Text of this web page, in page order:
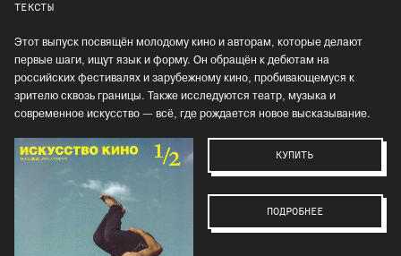
ТЕКСТЫ
Этот выпуск посвящён молодому кино и авторам, которые делают
первые шаги, ищут язык и форму. Он обращён к дебютам на
российских фестивалях и зарубежному кино, пробивающемуся к
зрителю сквозь границы. Также исследуются театр, музыка и
современное искусство — всё, где рождается новое высказывание.
КУПИТЬ
ПОДРОБНЕЕ